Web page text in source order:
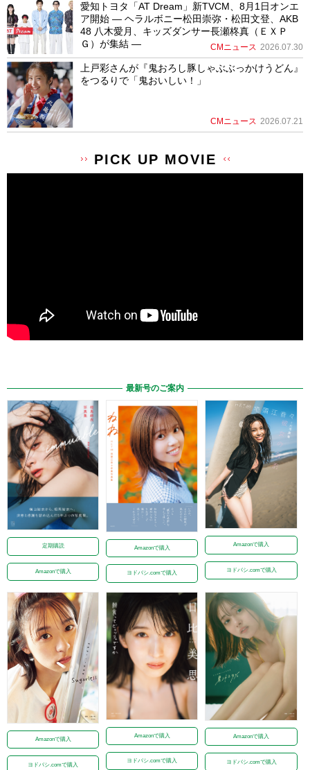
愛知トヨタ「AT Dream」新TVCM、8月1日オンエ
ア開始 ― ヘラルボニー松田崇弥・松田文登、AKB
48 八木愛月、キッズダンサー長瀬柊真（ＥＸＰ
Ｇ）が集結 ―
CMニュース 2026.07.30
上戸彩さんが『鬼おろし豚しゃぶぶっかけうどん』
をつるりで「鬼おいしい！」
CMニュース 2026.07.21
PICK UP MOVIE
最新号のご案内
定期購読
Amazonで購入
Amazonで購入
ヨドバシ.comで購入
Amazonで購入
ヨドバシ.comで購入
Amazonで購入
ヨドバシ.comで購入
Amazonで購入
ヨドバシ.comで購入
Amazonで購入
ヨドバシ.comで購入